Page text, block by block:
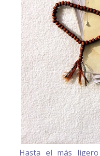
Hasta el más